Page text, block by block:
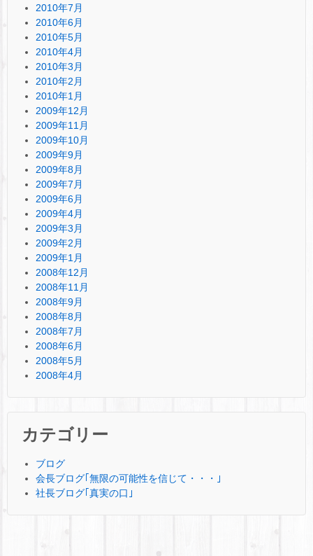
2010年7月
2010年6月
2010年5月
2010年4月
2010年3月
2010年2月
2010年1月
2009年12月
2009年11月
2009年10月
2009年9月
2009年8月
2009年7月
2009年6月
2009年4月
2009年3月
2009年2月
2009年1月
2008年12月
2008年11月
2008年9月
2008年8月
2008年7月
2008年6月
2008年5月
2008年4月
カテゴリー
ブログ
会長ブログ｢無限の可能性を信じて・・・｣
社長ブログ｢真実の口｣